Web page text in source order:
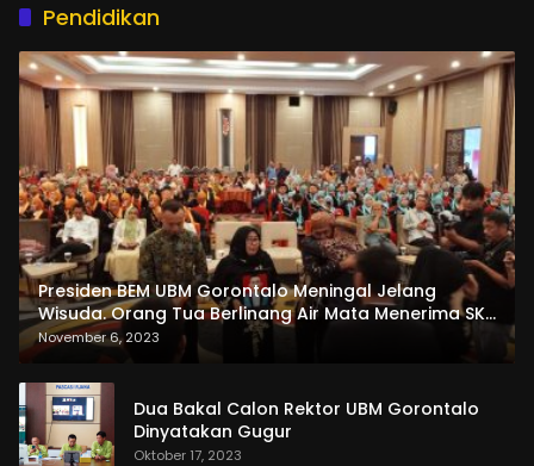
Pendidikan
Presiden BEM UBM Gorontalo Meningal Jelang
Wisuda. Orang Tua Berlinang Air Mata Menerima SKL
dan Pemasangan Salempang
November 6, 2023
Dua Bakal Calon Rektor UBM Gorontalo
Dinyatakan Gugur
Oktober 17, 2023